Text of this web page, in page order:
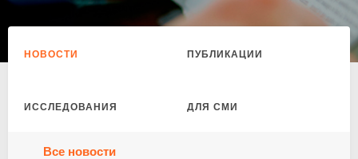
НОВОСТИ ПУБЛИКАЦИИ
ИССЛЕДОВАНИЯ ДЛЯ СМИ
Все новости